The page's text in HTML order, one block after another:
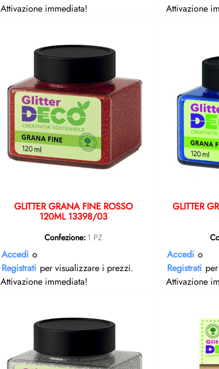
Attivazione immediata!
Attivazione
GLITTER GRANA FINE ROSSO
120ML 13398/03
Confezione: 1 PZ
Accedi o
Registrati per visualizzare i prezzi.
Attivazione immediata!
GLITTER
Accedi o
Registrati
Attivazione